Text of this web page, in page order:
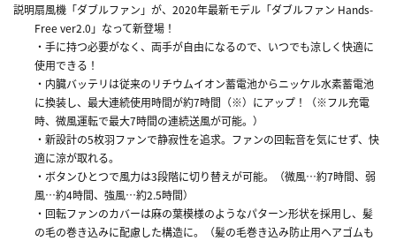
説明扇風機「ダブルファン」が、2020年最新モデル「ダブルファン Hands-
Free ver2.0」なって新登場！
・手に持つ必要がなく、両手が自由になるので、いつでも涼しく快適に
使用できる！
・内臓バッテリは従来のリチウムイオン蓄電池からニッケル水素蓄電池
に換装し、最大連続使用時間が約7時間（※）にアップ！（※フル充電
時、微風運転で最大7時間の連続送風が可能。）
・新設計の5枚羽ファンで静寂性を追求。ファンの回転音を気にせず、快
適に涼が取れる。
・ボタンひとつで風力は3段階に切り替えが可能。（微風…約7時間、弱
風…約4時間、強風…約2.5時間）
・回転ファンのカバーは麻の葉模様のようなパターン形状を採用し、髪
の毛の巻き込みに配慮した構造に。（髪の毛巻き込み防止用ヘアゴムも